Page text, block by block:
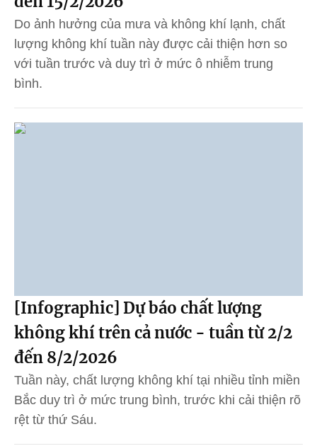
Do ảnh hưởng của mưa và không khí lạnh, chất
lượng không khí tuần này được cải thiện hơn so
với tuần trước và duy trì ở mức ô nhiễm trung
bình.
[Infographic] Dự báo chất lượng
không khí trên cả nước - tuần từ 2/2
đến 8/2/2026
Tuần này, chất lượng không khí tại nhiều tỉnh miền
Bắc duy trì ở mức trung bình, trước khi cải thiện rõ
rệt từ thứ Sáu.